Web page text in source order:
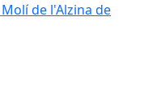
de l'Alzina de